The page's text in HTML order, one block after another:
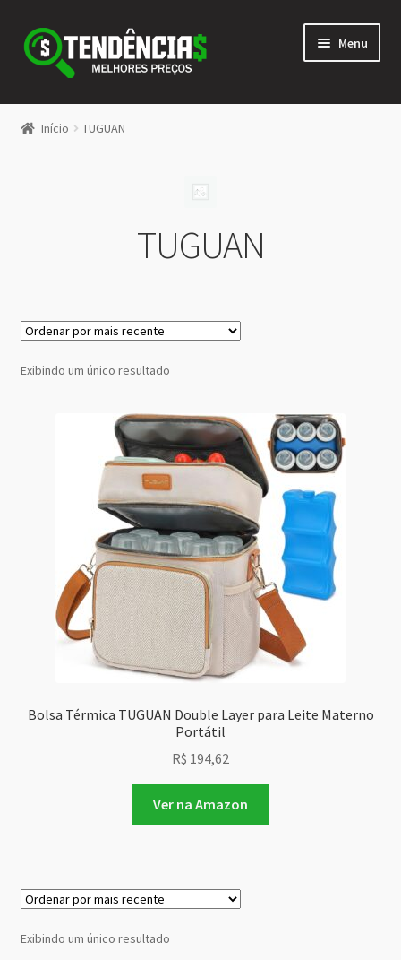
Pular
para
navegação
Pular
para
conteúdo
Menu
LOJA
Início TUGUAN
TUGUAN
Exibindo um único resultado
Bolsa Térmica TUGUAN Double Layer para Leite Materno
Portátil
R$ 194,62
Ver na Amazon
Exibindo um único resultado